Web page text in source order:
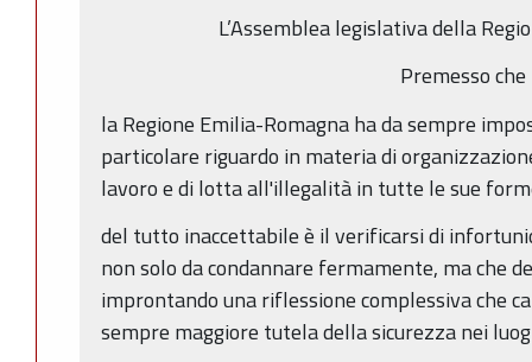
L’Assemblea legislativa della
Premesso che
la Regione Emilia-Romagna ha da sempre
particolare riguardo in materia di
lavoro e di lotta all'illegalità in tutte le sue
del tutto inaccettabile è il verificarsi di
non solo da condannare fermamente, ma che
improntando una riflessione complessiva che
sempre maggiore tutela della sicurezza nei